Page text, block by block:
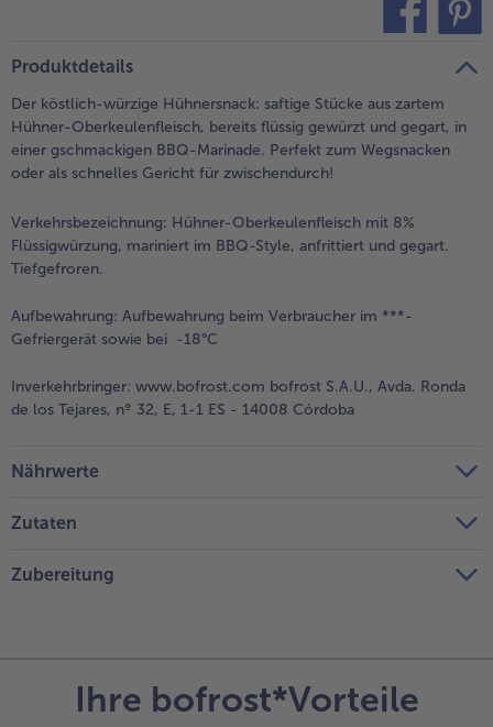
Produktdetails
Der köstlich-würzige Hühnersnack: saftige Stücke aus zartem
Hühner-Oberkeulenfleisch, bereits flüssig gewürzt und gegart, in
einer gschmackigen BBQ-Marinade. Perfekt zum Wegsnacken
oder als schnelles Gericht für zwischendurch!
Verkehrsbezeichnung: Hühner-Oberkeulenfleisch mit 8%
Flüssigwürzung, mariniert im BBQ-Style, anfrittiert und gegart.
Tiefgefroren.
Aufbewahrung: Aufbewahrung beim Verbraucher im ***-
Gefriergerät sowie bei -18°C
Inverkehrbringer: www.bofrost.com bofrost S.A.U., Avda. Ronda
de los Tejares, nº 32, E, 1-1 ES - 14008 Córdoba
Nährwerte
Zutaten
Zubereitung
Ihre bofrost*Vorteile